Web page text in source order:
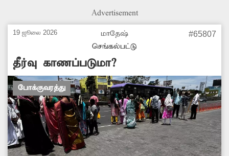
சம்பந்தப்பட்ட மின்சார வாரிய ஊழியர்கள்
எதிர்பார்க்கின்றனர்.
Advertisement
19 ஜூலை 2026
மாதேஷ்
செங்கல்பட்டு
#65807
தீர்வு காணப்படுமா?
போக்குவரத்து